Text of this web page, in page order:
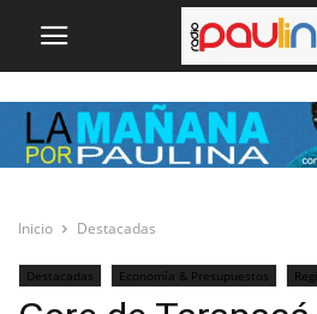
Inicio Destacadas
Destacadas Economía & Presupuestos